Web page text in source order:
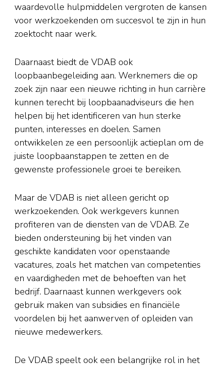
waardevolle hulpmiddelen vergroten de kansen
voor werkzoekenden om succesvol te zijn in hun
zoektocht naar werk.
Daarnaast biedt de VDAB ook
loopbaanbegeleiding aan. Werknemers die op
zoek zijn naar een nieuwe richting in hun carrière
kunnen terecht bij loopbaanadviseurs die hen
helpen bij het identificeren van hun sterke
punten, interesses en doelen. Samen
ontwikkelen ze een persoonlijk actieplan om de
juiste loopbaanstappen te zetten en de
gewenste professionele groei te bereiken.
Maar de VDAB is niet alleen gericht op
werkzoekenden. Ook werkgevers kunnen
profiteren van de diensten van de VDAB. Ze
bieden ondersteuning bij het vinden van
geschikte kandidaten voor openstaande
vacatures, zoals het matchen van competenties
en vaardigheden met de behoeften van het
bedrijf. Daarnaast kunnen werkgevers ook
gebruik maken van subsidies en financiële
voordelen bij het aanwerven of opleiden van
nieuwe medewerkers.
De VDAB speelt ook een belangrijke rol in het